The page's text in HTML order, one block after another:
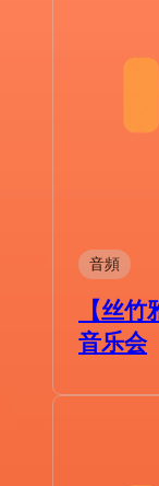
音頻
【丝
音乐会